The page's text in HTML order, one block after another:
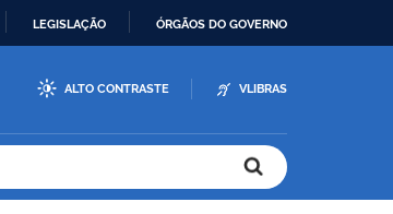
LEGISLAÇÃO ÓRGÃOS DO GOVERNO
ALTO CONTRASTE VLIBRAS